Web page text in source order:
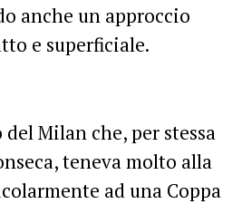
anche un approccio
e superficiale.
Milan che, per stessa
teneva molto alla
ad una Coppa